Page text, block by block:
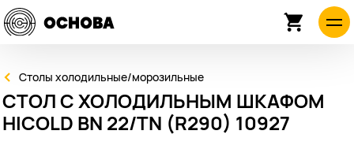
Столы холодильные/морозильные
СТОЛ С ХОЛОДИЛЬНЫМ ШКАФОМ
HICOLD BN 22/TN (R290) 10927